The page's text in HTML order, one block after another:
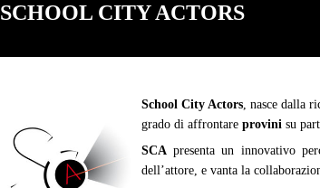
SCHOOL CITY ACTORS
School City Actors, nasce dalla
grado di affrontare provini su
SCA presenta un innovativo
dell’attore, e vanta la